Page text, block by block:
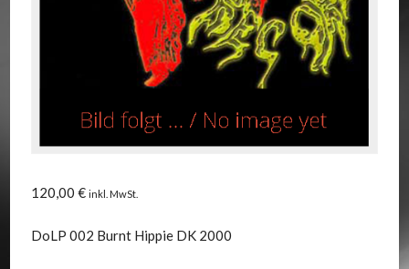
120,00 € inkl. MwSt.
DoLP 002 Burnt Hippie DK 2000